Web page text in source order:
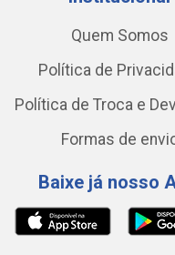
Quem Somos
Política de
Política de Troca e
Formas de
Baixe já nosso